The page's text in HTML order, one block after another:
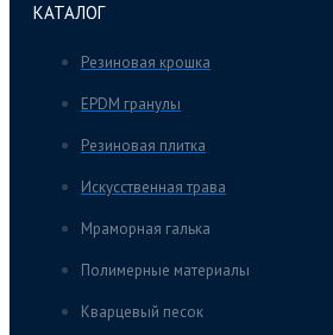
КАТАЛОГ
Резиновая крошка
EPDM гранулы
Резиновая плитка
Искусственная трава
Мраморная галька
Полимерные материалы
Кварцевый песок